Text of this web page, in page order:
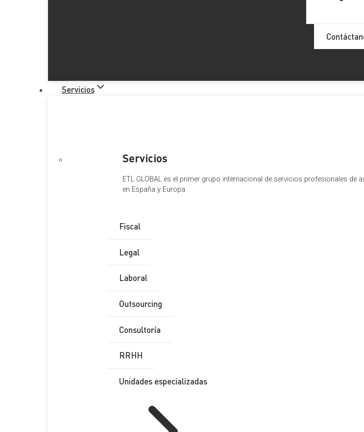
Servicios
Servicios
ETL GLOBAL es el primer grupo internacional de servicios profesionales
en España y Europa.
Fiscal
Legal
Laboral
Outsourcing
Consultoría
RRHH
Unidades especializadas